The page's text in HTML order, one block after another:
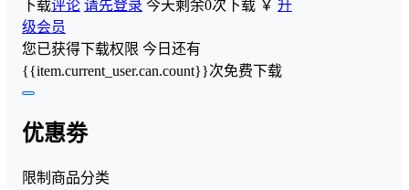
下载评论 请先登录 今天剩余0次下载 ￥ 升
级会员
您已获得下载权限 今日还有
{{item.current_user.can.count}}次免费下载
优惠劵
限制商品分类